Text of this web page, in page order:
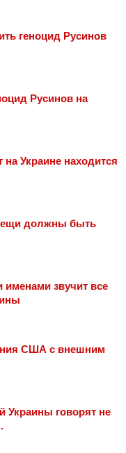
геноцид Русинов
Русинов на
Украине находится
должны быть
звучит все
США с внешним
Украины говорят не